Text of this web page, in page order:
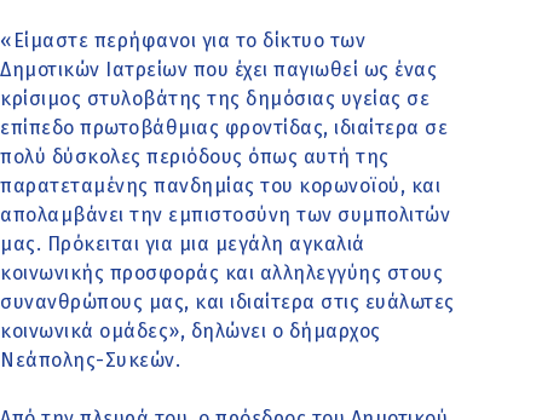
«Είμαστε περήφανοι για το δίκτυο των
Δημοτικών Ιατρείων που έχει παγιωθεί ως ένας
κρίσιμος στυλοβάτης της δημόσιας υγείας σε
επίπεδο πρωτοβάθμιας φροντίδας, ιδιαίτερα σε
πολύ δύσκολες περιόδους όπως αυτή της
παρατεταμένης πανδημίας του κορωνοϊού, και
απολαμβάνει την εμπιστοσύνη των συμπολιτών
μας. Πρόκειται για μια μεγάλη αγκαλιά
κοινωνικής προσφοράς και αλληλεγγύης στους
συνανθρώπους μας, και ιδιαίτερα στις ευάλωτες
κοινωνικά ομάδες», δηλώνει ο δήμαρχος
Νεάπολης-Συκεών.